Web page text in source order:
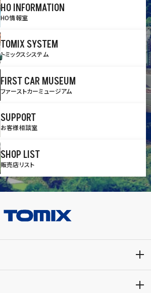
HO INFORMATION
HO情報室
TOMIX SYSTEM
トミックスシステム
FIRST CAR MUSEUM
ファーストカーミュージアム
SUPPORT
お客様相談室
SHOP LIST
販売店リスト